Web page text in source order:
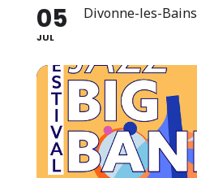
05
JUL
Divonne-les-Bains